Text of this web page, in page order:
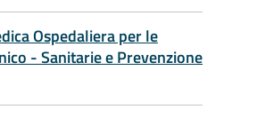
Ospedaliera per le
- Sanitarie e Prevenzione